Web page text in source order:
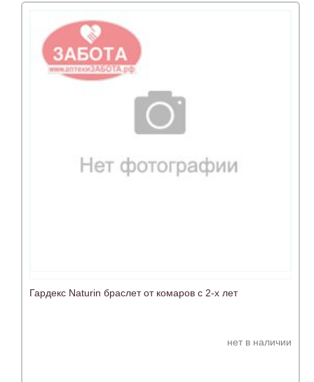
Гардекс Naturin браслет от комаров с 2-х лет
нет в наличии